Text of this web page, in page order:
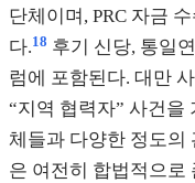
단체이며, PRC 자금
다.18 후기 신당, 통일
럼에 포함된다. 대만
“지역 협력자” 사건을
체들과 다양한 정도의
은 여전히 합법적으로